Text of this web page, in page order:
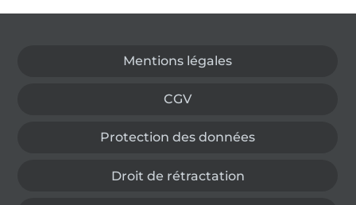
Mentions légales
CGV
Protection des données
Droit de rétractation